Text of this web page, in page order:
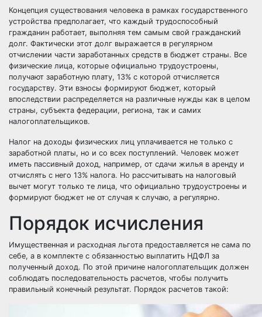
Концепция существования человека в рамках государственного
устройства предполагает, что каждый трудоспособный
гражданин работает, выполняя тем самым свой гражданский
долг. Фактически этот долг выражается в регулярном
отчислении части заработанных средств в бюджет страны. Все
физические лица, которые официально трудоустроены,
получают заработную плату, 13% с которой отчисляется
государству. Эти взносы формируют бюджет, который
впоследствии распределяется на различные нужды как в целом
страны, субъекта федерации, региона, так и самих
налогоплательщиков.
Налог на доходы физических лиц уплачивается не только с
заработной платы, но и со всех поступлений. Человек может
иметь пассивный доход, например, от сдачи жилья в аренду и
отчислять с него 13% налога. Но рассчитывать на налоговый
вычет могут только те лица, что официально трудоустроены и
формируют бюджет не от случая к случаю, а регулярно.
Порядок исчисления
Имущественная и расходная льгота предоставляется не сама по
себе, а в комплекте с обязанностью выплатить НДФЛ за
полученный доход. По этой причине налогоплательщик должен
соблюдать последовательность расчетов, чтобы получить
правильный конечный результат. Порядок расчетов такой: